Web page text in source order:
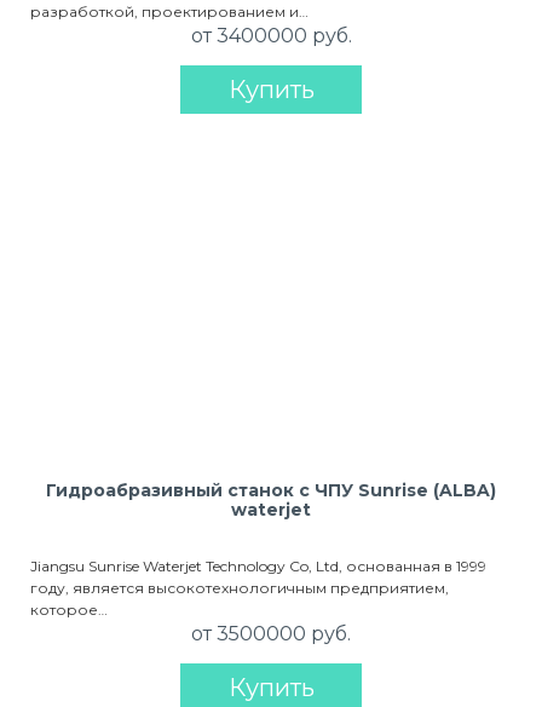
разработкой, проектированием и…
от 3400000 руб.
Купить
Гидроабразивный станок с ЧПУ Sunrise (ALBA)
waterjet
Jiangsu Sunrise Waterjet Technology Co, Ltd, основанная в 1999
году, является высокотехнологичным предприятием,
которое…
от 3500000 руб.
Купить